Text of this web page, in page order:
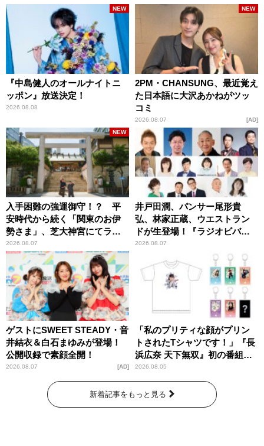
『中島健人のオールナイトニ
ッポン』放送決定！
2026.08.08
NEW
2PM・CHANSUNG、最近覚え
た日本語に大沢あかねがツッ
コミ
2026.08.07
NEW
AD
入手困難の強運御守！？ 平
安時代から続く「関東のお伊
勢さま」、芝大神宮にてラン
パンプスが合格祈願！
2026.08.07
NEW
井戸田潤、パンサー尾形貴
弘、林家正蔵、ウエストラン
ドが生登場！『ラジオビバリ
ー昼ズ』
2026.08.07
ゲストにSWEET STEADY・音
井結衣＆白石まゆみが登場！
公開収録で素顔全開！
2026.08.07 AD
「私のプリティな顔がプリン
トされたTシャツです！」『長
浜広奈 天下無双』初の番組グ
ッズ発売
2026.08.05
新着記事をもっと見る